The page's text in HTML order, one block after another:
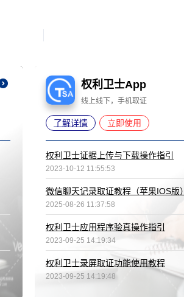
权利卫士App
线上线下，手机取证
了解详情 立即使用
权利卫士证据上传与下载操作指引
2023-10-12 11:55:53
微信聊天记录取证教程（苹果IOS版）
2025-08-26 11:37:58
权利卫士应用程序验真操作指引
2023-09-25 14:19:34
权利卫士录屏取证功能使用教程
2023-09-25 14:19:48